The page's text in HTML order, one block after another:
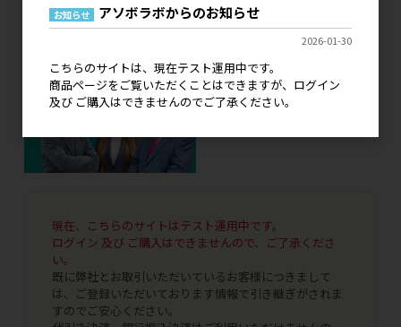
現在、こちらのサイトはテスト運用中です。
ログイン 及び ご購入はできませんので、ご了承くださ
い。
既に弊社とお取引いただいているお客様につきまして
は、ご登録いただいております情報で引き継ぎがされま
すのでご安心ください。
お知らせ アソボラボからのお知らせ
2026-01-30
こちらのサイトは、現在テスト運用中です。
商品ページをご覧いただくことはできますが、ログイン
及び ご購入はできませんのでご了承ください。